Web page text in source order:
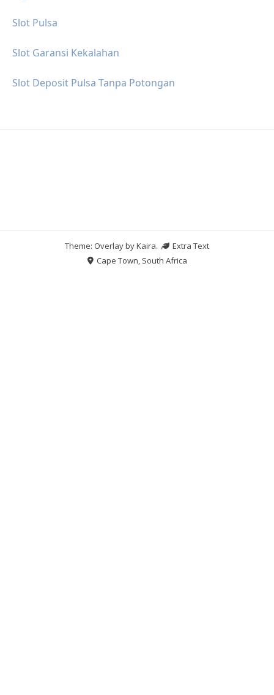
Slot Pulsa
Slot Garansi Kekalahan
Slot Deposit Pulsa Tanpa Potongan
Theme: Overlay byKaira.
Extra Text
Cape Town, South Africa